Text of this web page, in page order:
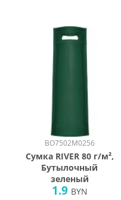
BO7502M0256
Сумка RIVER 80 г/м²,
Бутылочный
зеленый
1.9 BYN